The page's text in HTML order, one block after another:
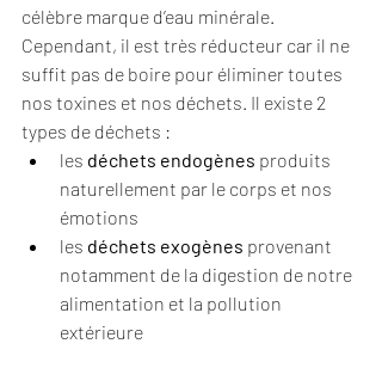
célèbre marque d’eau minérale.
Cependant, il est très réducteur car il ne
suffit pas de boire pour éliminer toutes
nos toxines et nos déchets. Il existe 2
types de déchets :
les déchets endogènes produits
naturellement par le corps et nos
émotions
les déchets exogènes provenant
notamment de la digestion de notre
alimentation et la pollution
extérieure